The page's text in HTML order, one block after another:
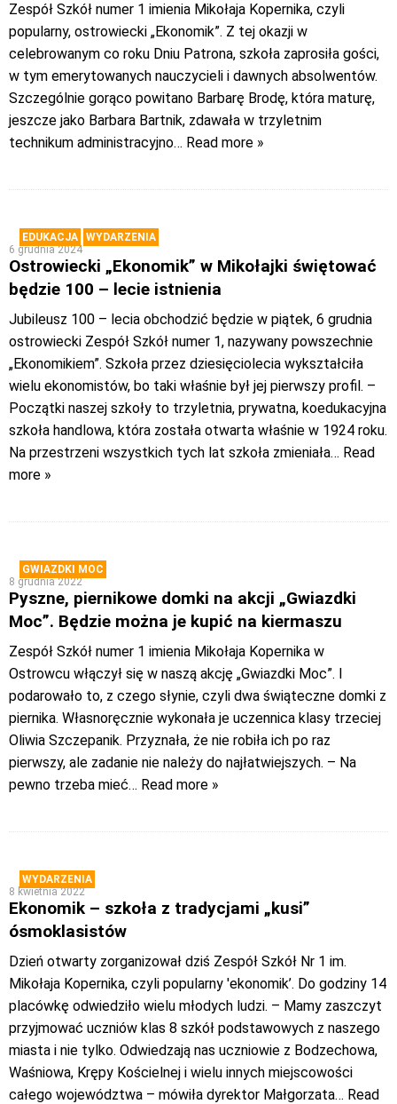
Zespół Szkół numer 1 imienia Mikołaja Kopernika, czyli
popularny, ostrowiecki „Ekonomik”. Z tej okazji w
celebrowanym co roku Dniu Patrona, szkoła zaprosiła gości,
w tym emerytowanych nauczycieli i dawnych absolwentów.
Szczególnie gorąco powitano Barbarę Brodę, która maturę,
jeszcze jako Barbara Bartnik, zdawała w trzyletnim
technikum administracyjno… Read more »
EDUKACJA
WYDARZENIA
6 grudnia 2024
Ostrowiecki „Ekonomik” w Mikołajki świętować
będzie 100 – lecie istnienia
Jubileusz 100 – lecia obchodzić będzie w piątek, 6 grudnia
ostrowiecki Zespół Szkół numer 1, nazywany powszechnie
„Ekonomikiem”. Szkoła przez dziesięciolecia wykształciła
wielu ekonomistów, bo taki właśnie był jej pierwszy profil. –
Początki naszej szkoły to trzyletnia, prywatna, koedukacyjna
szkoła handlowa, która została otwarta właśnie w 1924 roku.
Na przestrzeni wszystkich tych lat szkoła zmieniała… Read
more »
GWIAZDKI MOC
8 grudnia 2022
Pyszne, piernikowe domki na akcji „Gwiazdki
Moc”. Będzie można je kupić na kiermaszu
Zespół Szkół numer 1 imienia Mikołaja Kopernika w
Ostrowcu włączył się w naszą akcję „Gwiazdki Moc”. I
podarowało to, z czego słynie, czyli dwa świąteczne domki z
piernika. Własnoręcznie wykonała je uczennica klasy trzeciej
Oliwia Szczepanik. Przyznała, że nie robiła ich po raz
pierwszy, ale zadanie nie należy do najłatwiejszych. – Na
pewno trzeba mieć… Read more »
WYDARZENIA
8 kwietnia 2022
Ekonomik – szkoła z tradycjami „kusi”
ósmoklasistów
Dzień otwarty zorganizował dziś Zespół Szkół Nr 1 im.
Mikołaja Kopernika, czyli popularny 'ekonomik’. Do godziny 14
placówkę odwiedziło wielu młodych ludzi. – Mamy zaszczyt
przyjmować uczniów klas 8 szkół podstawowych z naszego
miasta i nie tylko. Odwiedzają nas uczniowie z Bodzechowa,
Waśniowa, Krępy Kościelnej i wielu innych miejscowości
całego województwa – mówiła dyrektor Małgorzata… Read